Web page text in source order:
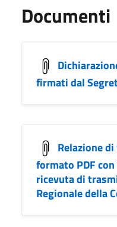
Documenti
firmati dal
Relazione
formato PDF
ricevuta di
Regionale della